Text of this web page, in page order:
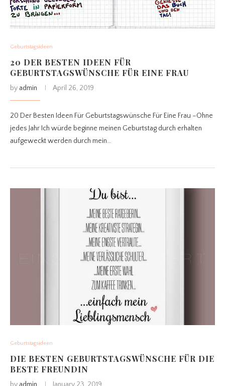
Geburtstagsideen
20 DER BESTEN IDEEN FÜR
GEBURTSTAGSWÜNSCHE FÜR EINE FRAU
by admin April 26, 2019
20 Der Besten Ideen Für Geburtstagswünsche Für Eine Frau –Ohne
jedes Jahr Ich würde beginne meinen Geburtstag durch erhalten
aufgeweckt werden durch mein…
Geburtstagsideen
DIE BESTEN GEBURTSTAGSWÜNSCHE FÜR DIE
BESTE FREUNDIN